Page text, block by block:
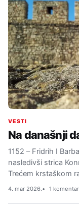
VESTI
Na današnji
1152 – Fridrih I
nasledivši strica
Trećem krstaškom
4. mar 2026. 1